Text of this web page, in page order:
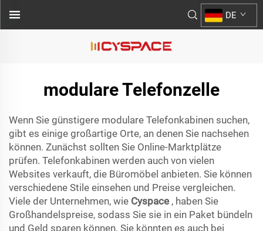
DE
modulare Telefonzelle
Wenn Sie günstigere modulare Telefonkabinen suchen,
gibt es einige großartige Orte, an denen Sie nachsehen
können. Zunächst sollten Sie Online-Marktplätze
prüfen. Telefonkabinen werden auch von vielen
Websites verkauft, die Büromöbel anbieten. Sie können
verschiedene Stile einsehen und Preise vergleichen.
Viele der Unternehmen, wie Cyspace , haben Sie
Großhandelspreise, sodass Sie sie in ein Paket bündeln
und Geld sparen können. Sie könnten es auch bei